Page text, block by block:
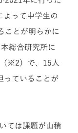
って中学生の
ことが明らかに
総合研究所に
※2）で、15人
っていることが
ては課題が山積